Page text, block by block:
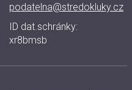
podatelna@stredokluky.cz
ID dat.schránky:
xr8bmsb